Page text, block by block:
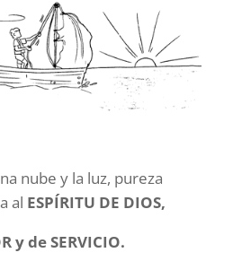
nube y la luz, pureza
al ESPÍRITU DE DIOS,
y de SERVICIO.